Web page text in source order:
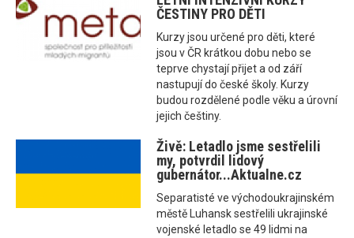
ČESTINY PRO DĚTI
Kurzy jsou určené pro děti, které
jsou v ČR krátkou dobu nebo se
teprve chystají přijet a od září
nastupují do české školy. Kurzy
budou rozdělené podle věku a úrovní
jejich češtiny.
Živě: Letadlo jsme sestřelili
my, potvrdil lidový
gubernátor...Aktualne.cz
Separatisté ve východoukrajinském
městě Luhansk sestřelili ukrajinské
vojenské letadlo se 49 lidmi na